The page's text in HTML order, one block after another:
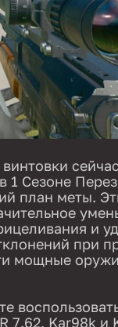
1 Сезоне
план меты.
и
при
мощные
7.62, Kar98k и